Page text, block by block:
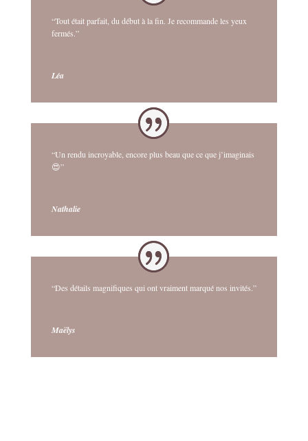
“Tout était parfait, du début à la fin. Je recommande les yeux
fermés.”
Léa
“Un rendu incroyable, encore plus beau que ce que j’imaginais
😍”
Nathalie
“Des détails magnifiques qui ont vraiment marqué nos invités.”
Maëlys